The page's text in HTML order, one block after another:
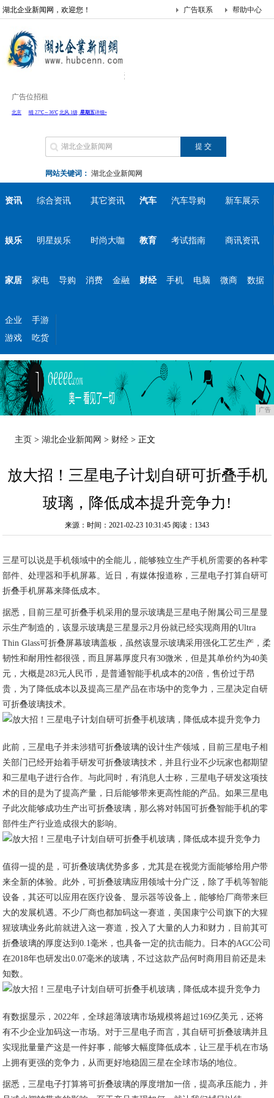
湖北企业新闻网，欢迎您！ 帮助中心
广告联系
广告位招租
网站关键词： 湖北企业新闻网
资讯 综合资讯 其它资讯 汽车 汽车导购 新车展示
娱乐 明星娱乐 时尚大咖 教育 考试指南 商讯资讯
家居 家电 导购 消费 金融 财经 手机 电脑 微商 数据
企业
手游
游戏
吃货
广告
主页 >湖北企业新闻网 > 财经 > 正文
放大招！三星电子计划自研可折叠手机
玻璃，降低成本提升竞争力!
来源：时间：2021-02-23 10:31:45 阅读：1343
三星可以说是手机领域中的全能儿，能够独立生产手机所需要的各种零
部件、处理器和手机屏幕。近日，有媒体报道称，三星电子打算自研可
折叠手机屏幕来降低成本。
据悉，目前三星可折叠手机采用的显示玻璃是三星电子附属公司三星显
示生产制造的，该显示玻璃是三星显示2月份就已经实现商用的Ultra
Thin Glass可折叠屏幕玻璃盖板，虽然该显示玻璃采用强化工艺生产，柔
韧性和耐用性都很强，而且屏幕厚度只有30微米，但是其单价约为40美
元，大概是283元人民币，是普通智能手机成本的20倍，售价过于昂
贵，为了降低成本以及提高三星产品在市场中的竞争力，三星决定自研
可折叠玻璃技术。
此前，三星电子并未涉猎可折叠玻璃的设计生产领域，目前三星电子相
关部门已经开始着手研发可折叠玻璃技术，并且行业不少玩家也都期望
和三星电子进行合作。与此同时，有消息人士称，三星电子研发这项技
术的目的是为了提高产量，日后能够带来更高性能的产品。如果三星电
子此次能够成功生产出可折叠玻璃，那么将对韩国可折叠智能手机的零
部件生产行业造成很大的影响。
值得一提的是，可折叠玻璃优势多多，尤其是在视觉方面能够给用户带
来全新的体验。此外，可折叠玻璃应用领域十分广泛，除了手机等智能
设备，其还可以应用在医疗设备、显示器等设备上，能够给厂商带来巨
大的发展机遇。不少厂商也都加码这一赛道，美国康宁公司旗下的大猩
猩玻璃业务此前就进入这一赛道，投入了大量的人力和财力，目前其可
折叠玻璃的厚度达到0.1毫米，也具备一定的抗击能力。日本的AGC公司
在2018年也研发出0.07毫米的玻璃，不过这款产品何时商用目前还是未
知数。
有数据显示，2022年，全球超薄玻璃市场规模将超过169亿美元，还将
有不少企业加码这一市场。对于三星电子而言，其自研可折叠玻璃并且
实现批量量产这是一件好事，能够大幅度降低成本，让三星手机在市场
上拥有更强的竞争力，从而更好地稳固三星在全球市场的地位。
据悉，三星电子打算将可折叠玻璃的厚度增加一倍，提高承压能力，并